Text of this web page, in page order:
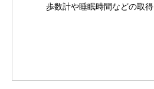
歩数計や睡眠時間などの取